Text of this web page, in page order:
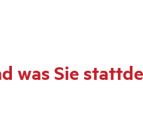
was Sie